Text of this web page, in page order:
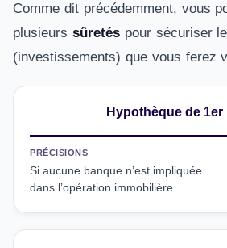
Comme dit précédemment, vous
plusieurs sûretéspour sécuriser
(investissements) que vous ferez
Hypothèque de 1er
PRÉCISIONS
Si aucune banque n’est impliquée
dans l’opération immobilière